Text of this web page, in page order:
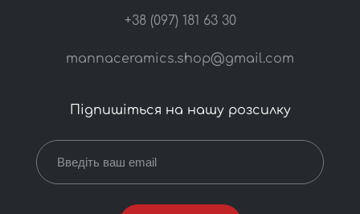
+38 (097) 181 63 30
mannaceramics.shop@gmail.com
Підпишіться на нашу розсилку